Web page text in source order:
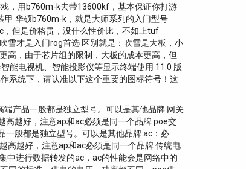
，用b760m-k去带13600kf，基本保证你打游
华硕b760m-k，就是大师系列的入门型号
但是价格贵，没什么性价比，不如上tuf
才是入门rog首选 区别就是：吹雪是大板，小
高，由于芯片组的限制，大板的成本更高，但
能电视机、智能投影仪等显示终端使用 11.0 版
系统下，请认准以下这个重要的图标符号！这
产品一般都是独立型号。可以是其他品牌 网关
高越好，注意ap和ac必须是同一个品牌 poe交
般都是独立型号。可以是其他品牌 ac：必
高越好，注意ap和ac必须是同一个品牌 传统电
中进行数据转发的ac，ac的性能会是网络中的